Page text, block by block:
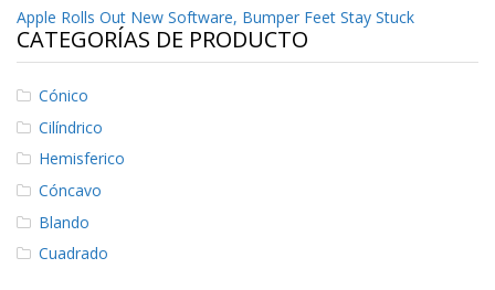
q
u
i
v
a
l
n
c
a
Navegación
de
entradas
Apple Rolls Out New Software, Bumper Feet Stay Stuck
CATEGORÍAS DE PRODUCTO
Cónico
Cilíndrico
Hemisferico
Cóncavo
Blando
Cuadrado